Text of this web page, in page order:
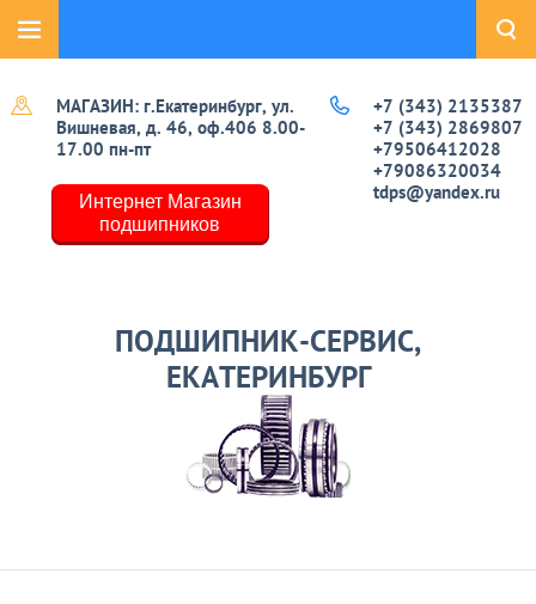
МАГАЗИН: г.Екатеринбург, ул.
Вишневая, д. 46, оф.406 8.00-
17.00 пн-пт
Интернет Магазин
подшипников
ПОДШИПНИК-СЕРВИС,
ЕКАТЕРИНБУРГ
+7 (343) 2135387
+7 (343) 2869807
+79506412028
+79086320034
tdps@yandex.ru